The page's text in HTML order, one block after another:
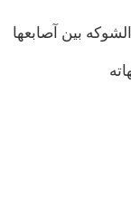
بين آصابعها